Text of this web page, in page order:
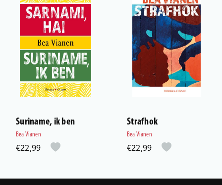
Suriname, ik ben
Bea Vianen
€22,99
Strafhok
Bea Vianen
€22,99